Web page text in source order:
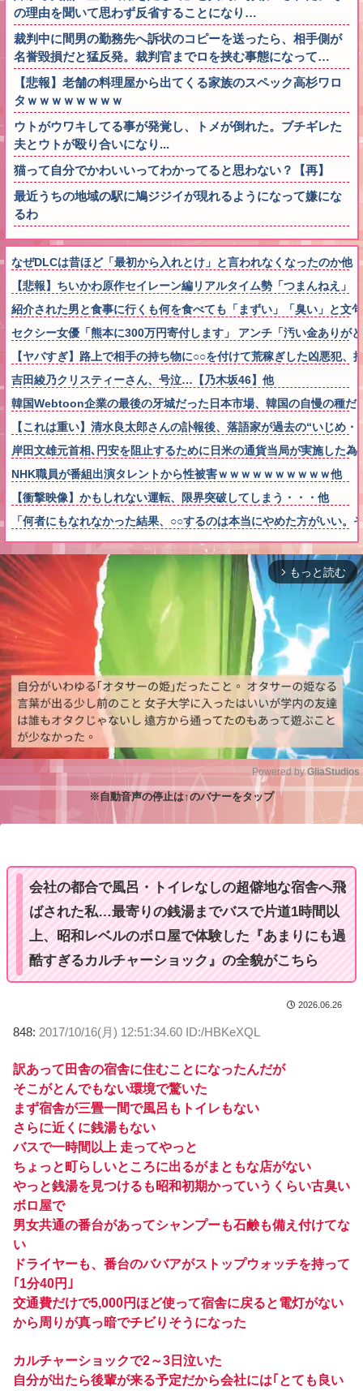
の理由を聞いて思わず反省することになり…
裁判中に間男の勤務先へ訴状のコピーを送ったら、相手側が
名誉毀損だと猛反発。裁判官までロを挟む事態になって…
【悲報】老舗の料理屋から出てくる家族のスペック高杉ワロ
タｗｗｗｗｗｗｗｗ
ウトがウワキしてる事が発覚し、トメが倒れた。ブチギレた
夫とウトが殴り合いになり...
猫って自分でかわいいってわかってると思わない？【再】
最近うちの地域の駅に鳩ジジイが現れるようになって嫌にな
るわ
なぜDLCは昔ほど「最初から入れとけ」と言われなくなったのか他
【悲報】ちいかわ原作セイレーン編リアルタイム勢「つまんねえ
紹介された男と食事に行くも何を食べても「まずい」「臭い」と
セクシー女優「熊本に300万円寄付します」 アンチ「汚い金ありが
【ヤバすぎ】路上で相手の持ち物に○○を付けて荒稼ぎした凶悪犯、
吉田綾乃クリスティーさん、号泣…【乃木坂46】他
韓国Webtoon企業の最後の牙城だった日本市場、韓国の自慢の種
【これは重い】清水良太郎さんの訃報後、落語家が過去の“いじめ・
岸田文雄元首相､円安を阻止するために日米の通貨当局が実施した
NHK職員が番組出演タレントから性被害ｗｗｗｗｗｗｗｗｗｗ他
【衝撃映像】かもしれない運転、限界突破してしまう・・・他
「何者にもなれなかった結果、○○するのは本当にやめた方がいい
arrow_forward_ios もっと読む
Powered by GliaStudios
※自動音声の停止は↑のバナーをタップ
会社の都合で風呂・トイレなしの超僻地な宿舎へ飛
ばされた私…最寄りの銭湯までバスで片道1時間以
上、昭和レベルのボロ屋で体験した『あまりにも過
酷すぎるカルチャーショック』の全貌がこちら
2026.06.26
848: 2017/10/16(月) 12:51:34.60 ID:/HBKeXQL
訳あって田舎の宿舎に住むことになったんだが
そこがとんでもない環境で驚いた
まず宿舎が三畳一間で風呂もトイレもない
さらに近くに銭湯もない
バスで一時間以上 走ってやっと
ちょっと町らしいところに出るがまともな店がない
やっと銭湯を見つけるも昭和初期かっていうくらい古臭い
ボロ屋で
男女共通の番台があってシャンプーも石鹸も備え付けてな
い
ドライヤーも、番台のババアがストップウォッチを持って
｢1分40円｣
交通費だけで5,000円ほど使って宿舎に戻ると電灯がない
から周りが真っ暗でチビりそうになった
カルチャーショックで2～3日泣いた
自分が出たら後輩が来る予定だから会社には｢とても良い